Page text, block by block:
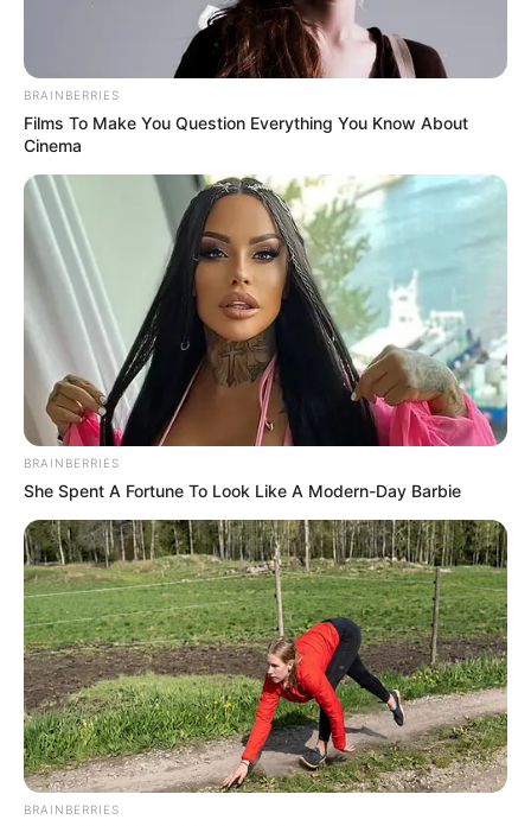
Discover What May Be Influencing Your Joint
Mobility
JOINT CARE
เรื่องอื่นๆ ที่น่าสนใจ
ดวงรายวัน 13 กันยายน 2565
13 ก.ย. 2022
BRAINBERRIES
Films To Make You Question Everything You Know About
Cinema
BRAINBERRIES
She Spent A Fortune To Look Like A Modern-Day Barbie
BRAINBERRIES